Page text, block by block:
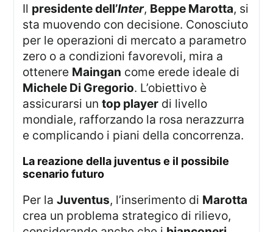
Il presidente dell’Inter, Beppe Marotta, si
sta muovendo con decisione. Conosciuto
per le operazioni di mercato a parametro
zero o a condizioni favorevoli, mira a
ottenere Maingan come erede ideale di
Michele Di Gregorio. L’obiettivo è
assicurarsi untop player di livello
mondiale, rafforzando la rosa nerazzurra
e complicando i piani della concorrenza.
la reazione della juventus e il possibile
scenario futuro
Per laJuventus, l’inserimento di Marotta
crea un problema strategico di rilievo,